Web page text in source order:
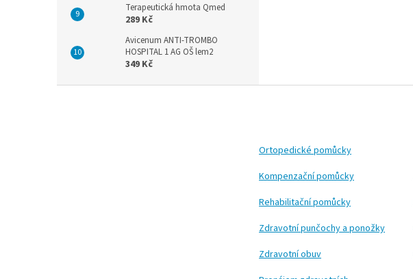
Terapeutická hmota Qmed
289 Kč
Avicenum ANTI-TROMBO
HOSPITAL 1 AG OŠ lem2
349 Kč
Ortopedické pomůcky
Kompenzační pomůcky
Rehabilitační pomůcky
Zdravotní punčochy a ponožky
Zdravotní obuv